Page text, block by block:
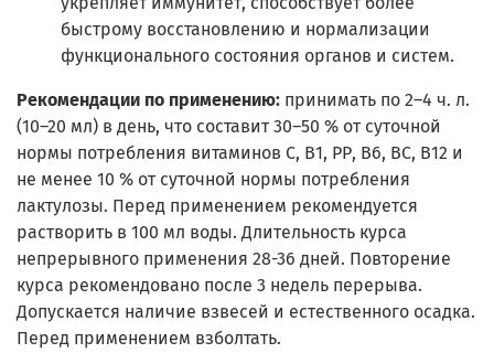
быстрому восстановлению и нормализации
функционального состояния органов и систем.
Рекомендации по применению: принимать по 2–4 ч. л.
(10–20 мл) в день, что составит 30–50 % от суточной
нормы потребления витаминов С, В1, РР, В6, ВС, В12 и
не менее 10 % от суточной нормы потребления
лактулозы. Перед применением рекомендуется
растворить в 100 мл воды. Длительность курса
непрерывного применения 28-36 дней. Повторение
курса рекомендовано после 3 недель перерыва.
Допускается наличие взвесей и естественного осадка.
Перед применением взболтать.